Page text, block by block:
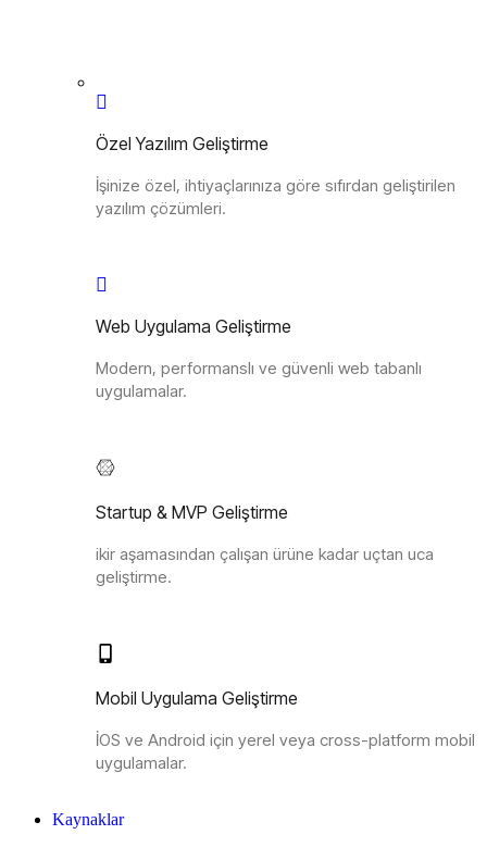
Özel Yazılım Geliştirme
İşinize özel, ihtiyaçlarınıza göre sıfırdan geliştirilen
yazılım çözümleri.
Web Uygulama Geliştirme
Modern, performanslı ve güvenli web tabanlı
uygulamalar.
Startup & MVP Geliştirme
ikir aşamasından çalışan ürüne kadar uçtan uca
geliştirme.
Mobil Uygulama Geliştirme
İOS ve Android için yerel veya cross-platform mobil
uygulamalar.
Kaynaklar